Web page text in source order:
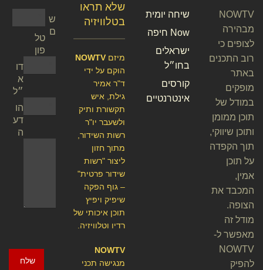
ש
ם
טל
פון
דו
א
״ל
הו
דע
ה
שלח
שלא תראו
בטלוויזיה
מיזם NOWTV
הוקם על ידי
ד"ר אמיר
גילת, איש
תקשורת ותיק
ולשעבר יו"ר
רשות השידור,
מתוך חזון
ליצור "רשות
שידור פרטית"
– גוף הפקה
שיפיק ויפיץ
תוכן איכותי של
רדיו וטלוויזיה.
NOWTV
מנגישה תכני
שיחה יומית
Now חיפה
ישראלים
בחו״ל
קורסים
אינטרנטיים
NOWTV
מבהירה
לצופים כי
רוב התכנים
באתר
מופקים
במודל של
תוכן ממומן
ותוכן שיווקי,
תוך הקפדה
על תוכן
אמין,
המכבד את
הצופה.
מודל זה
מאפשר ל-
NOWTV
להפיק